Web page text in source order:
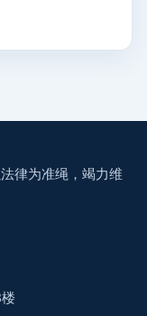
律为准绳，竭力维